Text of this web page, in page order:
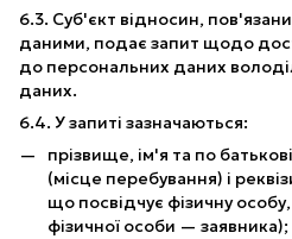
6.3. Суб'єкт відносин,
даними, подає запит щодо
до персональних даних
даних.
6.4. У запиті зазначаються:
прізвище, ім'я та по
(місце перебування) і
що посвідчує фізичну
фізичної особи — заявника);